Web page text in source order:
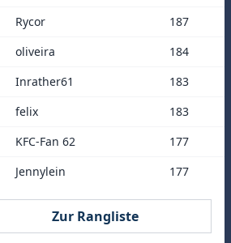
Rycor
187
oliveira
184
Inrather61
183
felix
183
KFC-Fan 62
177
Jennylein 177
Zur Rangliste